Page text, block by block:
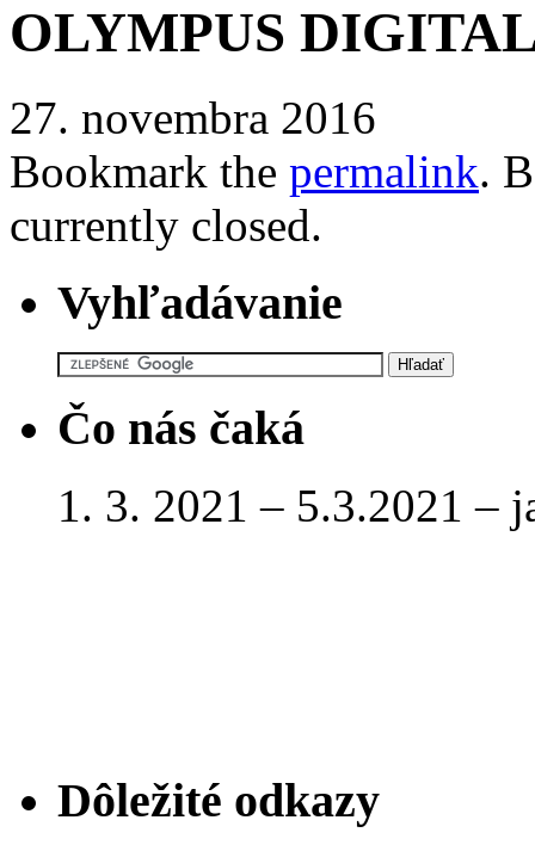
OLYMPUS
27. novembra 2016
Bookmark the permalink.
currently closed.
Vyhľadávanie
Čo nás čaká
1. 3. 2021 – 5.3.2021 –
Dôležité odkazy